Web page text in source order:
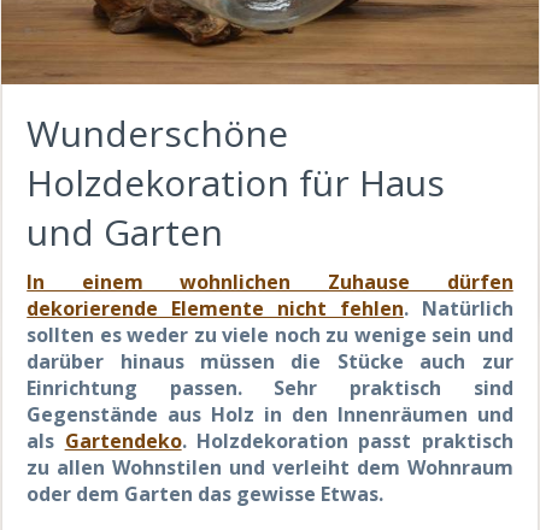
Wunderschöne
Holzdekoration für Haus
und Garten
In einem wohnlichen Zuhause dürfen
dekorierende Elemente nicht fehlen. Natürlich
sollten es weder zu viele noch zu wenige sein und
darüber hinaus müssen die Stücke auch zur
Einrichtung passen. Sehr praktisch sind
Gegenstände aus Holz in den Innenräumen und
als Gartendeko. Holzdekoration passt praktisch
zu allen Wohnstilen und verleiht dem Wohnraum
oder dem Garten das gewisse Etwas.